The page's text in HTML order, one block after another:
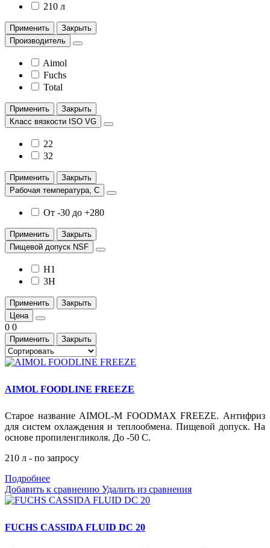
210 л
Применить
Закрыть
Производитель
Aimol
Fuchs
Total
Применить
Закрыть
Класс вязкости ISO VG
22
32
Применить
Закрыть
Рабочая температура, С
От -30 до +280
Применить
Закрыть
Пищевой допуск NSF
H1
3H
Применить
Закрыть
Цена
0 0
Применить Закрыть
AIMOL FOODLINE FREEZE
Старое название AIMOL-M FOODMAX FREEZE. Антифриз
для систем охлаждения и теплообмена. Пищевой допуск. На
основе пропиленгликоля. До -50 С.
210 л - по запросу
Подробнее
Добавить к сравнению Удалить из сравнения
FUCHS CASSIDA FLUID DC 20